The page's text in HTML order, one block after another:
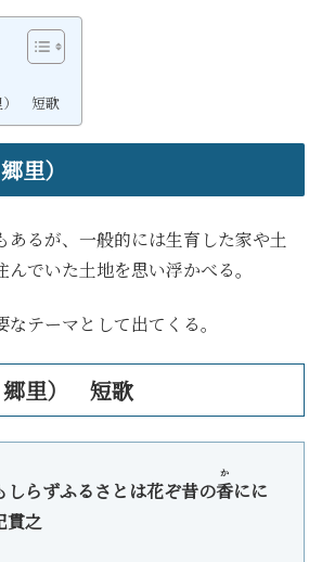
） 短歌
里）
あるが、一般的には生育した家や土
でいた土地を思い浮かべる。
テーマとして出てくる。
郷里） 短歌
しらずふるさとは花ぞ昔の香
か
にに
之